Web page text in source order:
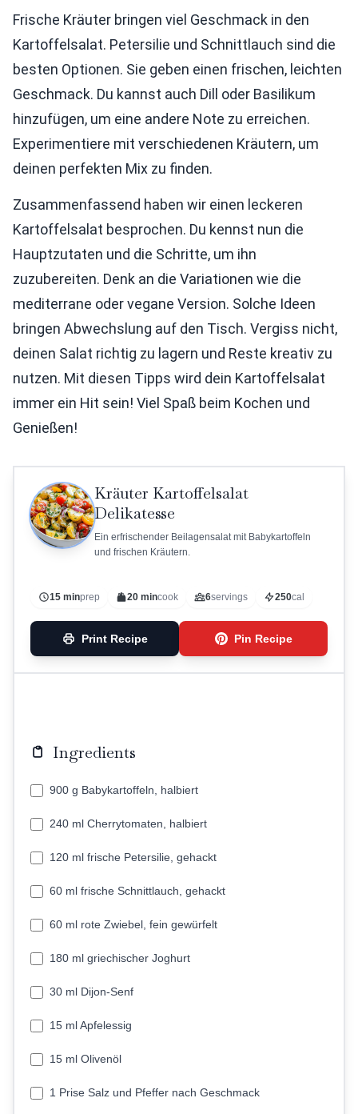
Frische Kräuter bringen viel Geschmack in den
Kartoffelsalat. Petersilie und Schnittlauch sind die
besten Optionen. Sie geben einen frischen, leichten
Geschmack. Du kannst auch Dill oder Basilikum
hinzufügen, um eine andere Note zu erreichen.
Experimentiere mit verschiedenen Kräutern, um
deinen perfekten Mix zu finden.
Zusammenfassend haben wir einen leckeren
Kartoffelsalat besprochen. Du kennst nun die
Hauptzutaten und die Schritte, um ihn
zuzubereiten. Denk an die Variationen wie die
mediterrane oder vegane Version. Solche Ideen
bringen Abwechslung auf den Tisch. Vergiss nicht,
deinen Salat richtig zu lagern und Reste kreativ zu
nutzen. Mit diesen Tipps wird dein Kartoffelsalat
immer ein Hit sein! Viel Spaß beim Kochen und
Genießen!
Kräuter Kartoffelsalat
Delikatesse
Ein erfrischender Beilagensalat mit Babykartoffeln
und frischen Kräutern.
15 minprep 20 mincook 6servings 250cal
Print Recipe Pin Recipe
Ingredients
900 g Babykartoffeln, halbiert
240 ml Cherrytomaten, halbiert
120 ml frische Petersilie, gehackt
60 ml frische Schnittlauch, gehackt
60 ml rote Zwiebel, fein gewürfelt
180 ml griechischer Joghurt
30 ml Dijon-Senf
15 ml Apfelessig
15 ml Olivenöl
1 Prise Salz und Pfeffer nach Geschmack